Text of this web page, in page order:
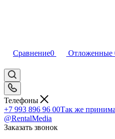
Сравнение0 Отложенные
Телефоны
+7 993 896 96 00Так же
@RentalMedia
Заказать звонок